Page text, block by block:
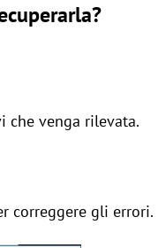
che venga rilevata.
correggere gli errori.